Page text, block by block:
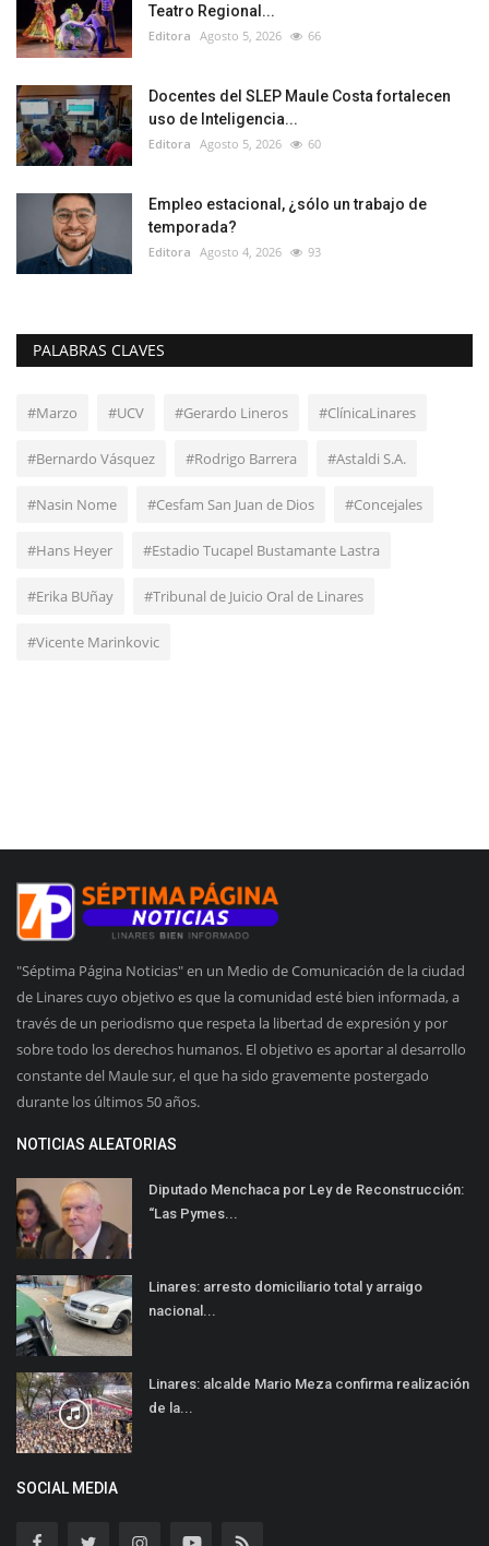
Teatro Regional...
Editora Agosto 5, 2026 66
Docentes del SLEP Maule Costa fortalecen
uso de Inteligencia...
Editora Agosto 5, 2026 60
Empleo estacional, ¿sólo un trabajo de
temporada?
Editora Agosto 4, 2026 93
PALABRAS CLAVES
#Marzo #UCV #Gerardo Lineros #ClínicaLinares
#Bernardo Vásquez #Rodrigo Barrera #Astaldi S.A.
#Nasin Nome #Cesfam San Juan de Dios #Concejales
#Hans Heyer #Estadio Tucapel Bustamante Lastra
#Erika BUñay #Tribunal de Juicio Oral de Linares
#Vicente Marinkovic
"Séptima Página Noticias" en un Medio de Comunicación de la ciudad
de Linares cuyo objetivo es que la comunidad esté bien informada, a
través de un periodismo que respeta la libertad de expresión y por
sobre todo los derechos humanos. El objetivo es aportar al desarrollo
constante del Maule sur, el que ha sido gravemente postergado
durante los últimos 50 años.
NOTICIAS ALEATORIAS
Diputado Menchaca por Ley de Reconstrucción:
“Las Pymes...
Linares: arresto domiciliario total y arraigo
nacional...
Linares: alcalde Mario Meza confirma realización
de la...
SOCIAL MEDIA